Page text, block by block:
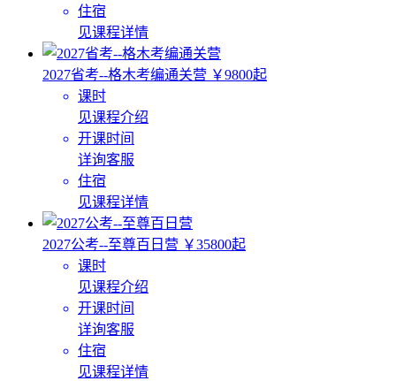
住宿
见课程详情
2027省考--格木考编通关营 ￥9800起
课时
见课程介绍
开课时间
详询客服
住宿
见课程详情
2027公考--至尊百日营 ￥35800起
课时
见课程介绍
开课时间
详询客服
住宿
见课程详情